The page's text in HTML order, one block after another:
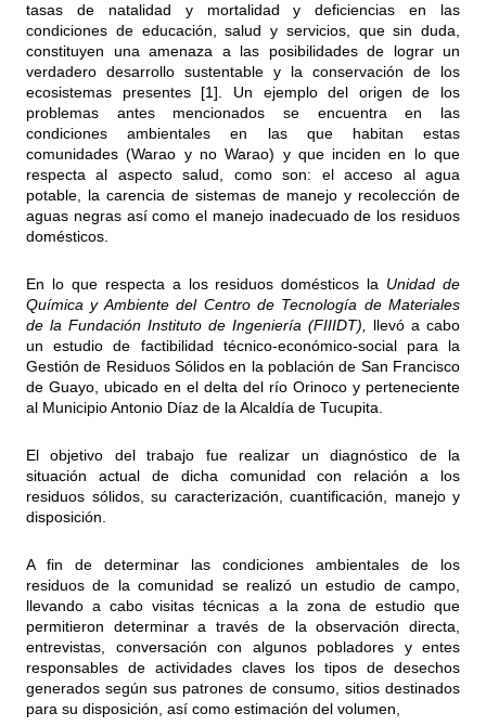
tasas de natalidad y mortalidad y deficiencias en las
condiciones de educación, salud y servicios, que sin duda,
constituyen una amenaza a las posibilidades de lograr un
verdadero desarrollo sustentable y la conservación de los
ecosistemas presentes [1]. Un ejemplo del origen de los
problemas antes mencionados se encuentra en las
condiciones ambientales en las que habitan estas
comunidades (Warao y no Warao) y que inciden en lo que
respecta al aspecto salud, como son: el acceso al agua
potable, la carencia de sistemas de manejo y recolección de
aguas negras así como el manejo inadecuado de los residuos
domésticos.
En lo que respecta a los residuos domésticos la Unidad de
Química y Ambiente del Centro de Tecnología de Materiales
de la Fundación Instituto de Ingeniería (FIIIDT), llevó a cabo
un estudio de factibilidad técnico-económico-social para la
Gestión de Residuos Sólidos en la población de San Francisco
de Guayo, ubicado en el delta del río Orinoco y perteneciente
al Municipio Antonio Díaz de la Alcaldía de Tucupita.
El objetivo del trabajo fue realizar un diagnóstico de la
situación actual de dicha comunidad con relación a los
residuos sólidos, su caracterización, cuantificación, manejo y
disposición.
A fin de determinar las condiciones ambientales de los
residuos de la comunidad se realizó un estudio de campo,
llevando a cabo visitas técnicas a la zona de estudio que
permitieron determinar a través de la observación directa,
entrevistas, conversación con algunos pobladores y entes
responsables de actividades claves los tipos de desechos
generados según sus patrones de consumo, sitios destinados
para su disposición, así como estimación del volumen,